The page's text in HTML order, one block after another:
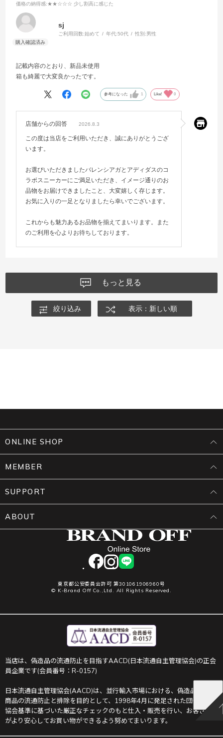
価格の納得感:★★☆☆☆ 少し割高に感じた
sj
ご利用回数:始めて 年代:50代 性別:男性
記載内容のとおり、新品未使用
箱も綺麗で大変良かったです。
参考になった 1 Like! 0
店舗からの回答 2026.8.3
この度は当店をご利用いただき、誠にありがとうござ
います。
お選びいただきましたバレンシアガとアディダスのコ
ラボスニーカーにご満足いただき、イメージ通りのお
品物をお届けできましたこと、大変嬉しく存じます。
お気に入りの一足となりましたら幸いでございます。
これからも魅力あるお品物を揃えてまいります。また
のご利用を心よりお待ちしております。
もっと見る
絞り込み 表示：新しい順
facebookinstagram
LINE
東京都公安委員会許可 第301061906960号
© K-Brand Off Co.,Ltd. All Rights Reserved.
ONLINE SHOP
MEMBER
SUPPORT
ABOUT
当店は、偽造品の流通防止を目指すAACD(日本流通自主管理協会)の正会
員企業です(会員番号：R-0157)
日本流通自主管理協会(AACD)は、並行輸入市場における、偽造品や不正
商品の流通防止と排除を目的として、1998年4月に発足された団体です。
協会基準に基づいた厳正なチェックのもと仕入・販売を行い、お客さま
がより安心してお買い物ができるよう努めてまいります。